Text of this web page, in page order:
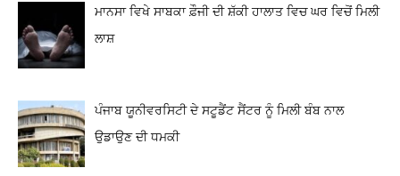
ਮਾਨਸਾ ਵਿਖੇ ਸਾਬਕਾ ਫ਼ੌਜੀ ਦੀ ਸ਼ੱਕੀ ਹਾਲਾਤ ਵਿਚ ਘਰ ਵਿਚੋਂ ਮਿਲੀ
ਲਾਸ਼
ਪੰਜਾਬ ਯੂਨੀਵਰਸਿਟੀ ਦੇ ਸਟੂਡੈਂਟ ਸੈਂਟਰ ਨੂੰ ਮਿਲੀ ਬੰਬ ਨਾਲ
ਉਡਾਉਣ ਦੀ ਧਮਕੀ